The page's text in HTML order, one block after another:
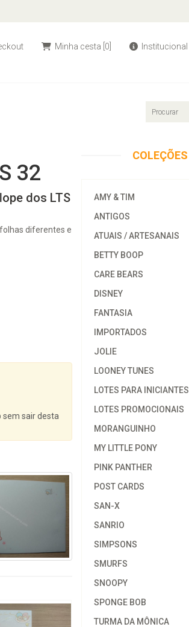
Minha cesta [0]
Institucional
32
dos LTS
diferentes e
sem sair desta
COLEÇÕES
AMY & TIM
ANTIGOS
ATUAIS / ARTESANAIS
BETTY BOOP
CARE BEARS
DISNEY
FANTASIA
IMPORTADOS
JOLIE
LOONEY TUNES
LOTES PARA INICIANTES
LOTES PROMOCIONAIS
MORANGUINHO
MY LITTLE PONY
PINK PANTHER
POST CARDS
SAN-X
SANRIO
SIMPSONS
SMURFS
SNOOPY
SPONGE BOB
TURMA DA MÔNICA